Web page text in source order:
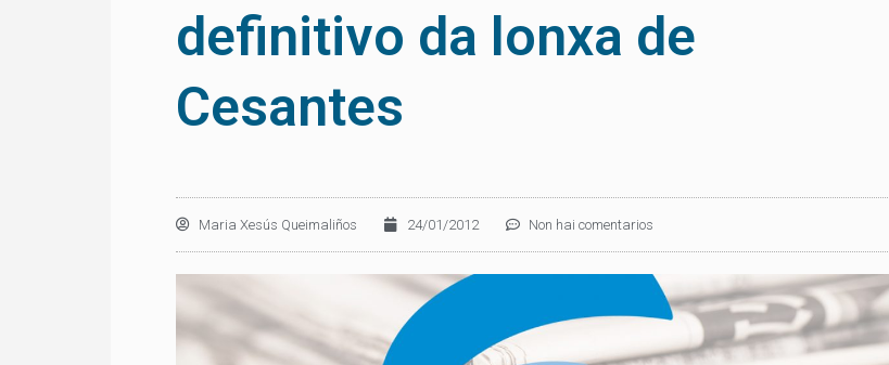
definitivo da lonxa de
Cesantes
Maria Xesús Queimaliños 24/01/2012 Non hai comentarios